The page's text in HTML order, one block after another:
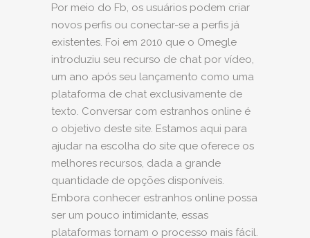
Por meio do Fb, os usuários podem criar
novos perfis ou conectar-se a perfis já
existentes. Foi em 2010 que o Omegle
introduziu seu recurso de chat por vídeo,
um ano após seu lançamento como uma
plataforma de chat exclusivamente de
texto. Conversar com estranhos online é
o objetivo deste site. Estamos aqui para
ajudar na escolha do site que oferece os
melhores recursos, dada a grande
quantidade de opções disponíveis.
Embora conhecer estranhos online possa
ser um pouco intimidante, essas
plataformas tornam o processo mais fácil.